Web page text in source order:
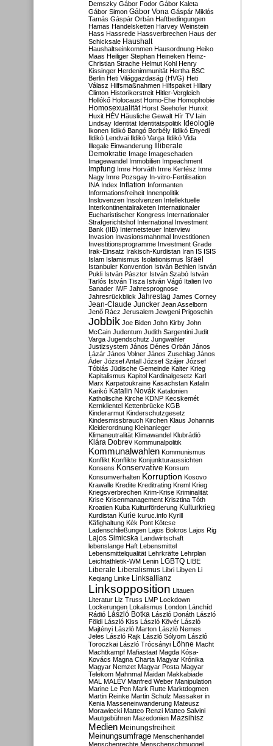
Demszky Gábor Fodor Gábor Kaleta
Gábor Simon Gábor Vona Gáspár Miklós
Tamás Gáspár Orbán Haftbedingungen
Hamas Handelsketten Harvey Weinstein
Hass Hassrede Hassverbrechen Haus der
Schicksale Haushalt
Haushaltseinkommen Hausordnung Heiko
Maas Heiliger Stephan Heineken Heinz-
Christian Strache Helmut Kohl Henry
Kissinger Herdenimmunität Hertha BSC
Berlin Heti Világgazdaság (HVG) Heti
Válasz Hilfsmaßnahmen Hilfspaket Hillary
Clinton Historikerstreit Hitler-Vergleich
Hollókő Holocaust Homo-Ehe Homophobie
Homosexualität Horst Seehofer Hunxit
Huxit HÉV Häusliche Gewalt Hír TV Iain
Lindsay Identität Identitätspolitik Ideologie
Ikonen Ildikó Bangó Borbély Ildikó Enyedi
Ildikó Lendvai Ildikó Varga Ildikó Vida
Illegale Einwanderung Illiberale
Demokratie Image Imageschaden
Imagewandel Immobilien Impeachment
Impfung Imre Horváth Imre Kertész Imre
Nagy Imre Pozsgay In-vitro-Fertilisation
INA Index Inflation Informanten
Informationsfreiheit Innenpolitik
Inslovenzen Insolvenzen Intellektuelle
Interkontinentalraketen Internationaler
Eucharistischer Kongress Internationaler
Strafgerichtshof International Investment
Bank (IIB) Internetsteuer Interview
Invasion Invasionsmahnmal Investitionen
Investitionsprogramme Investment Grade
Irak-Einsatz Irakisch-Kurdistan Iran IS ISIS
Islam Islamismus Isolationismus Israel
Istanbuler Konvention István Bethlen István
Pukli István Pásztor István Szabó István
Tarlós István Tisza István Vágó Italien Ivo
Sanader IWF Jahresprognose
Jahresrückblick Jahrestag James Corney
Jean-Claude Juncker Jean Asselborn
Jenő Rácz Jerusalem Jewgeni Prigoschin
Jobbik Joe Biden John Kirby John
McCain Judentum Judith Sargentini Judit
Varga Jugendschutz Jungwähler
Justizsystem János Dénes Orbán János
Lázár János Volner János Zuschlag János
Áder József Antall József Szájer József
Tóbiás Jüdische Gemeinde Kalter Krieg
Kapitalismus Kapitol Kardinalgesetz Karl
Marx Karpatoukraine Kasachstan Katalin
Karikó Katalin Novák Katalonien
Katholische Kirche KDNP Kecskemét
Kernklientel Kettenbrücke KGB
Kinderarmut Kinderschutzgesetz
Kindesmissbrauch Kirchen Klaus Johannis
Kleiderordnung Kleinanleger
Klimaneutralität Klimawandel Klubrádió
Klára Dobrev Kommunalpolitik
Kommunalwahlen Kommunismus
Konflikt Konflikte Konjunkturaussichten
Konsens Konservative Konsum
Konsumverhalten Korruption Kosovo
Krawalle Kredite Kreditrating Kreml Krieg
Kriegsverbrechen Krim-Krise Kriminalität
Krise Krisenmanagement Krisztina Tóth
Kroatien Kuba Kulturförderung Kulturkrieg
Kurdistan Kurie kuruc.info Kyrill
Käfighaltung Kék Pont Kötcse
Ladenschließungen Lajos Bokros Lajos Rig
Lajos Simicska Landwirtschaft
lebenslange Haft Lebensmittel
Lebensmittelqualität Lehrkräfte Lehrplan
Leichtathletik-WM Lenin LGBTQ LIBE
Liberale Liberalismus Libri Libyen Li
Keqiang Linke Linksallianz
Linksopposition Litauen
Literatur Liz Truss LMP Lockdown
Lockerungen Lokalismus London Lánchíd
Rádió
László Botka László Donáth László
Földi László Kiss László Kövér László
Majtényi László Marton László Nemes
Jeles László Rajk László Sólyom László
Toroczkai László Trócsányi Löhne Macht
Machtkampf Mafiastaat Magda Kósa-
Kovács Magna Charta Magyar Krónika
Magyar Nemzet Magyar Posta Magyar
Telekom Mahnmal Maidan Makkabiade
MAL MALÉV Manfred Weber Manipulation
Marine Le Pen Mark Rutte Marktdogmen
Martin Reinke Martin Schulz Massaker in
Kenia Masseneinwanderung Mateusz
Morawiecki Matteo Renzi Matteo Salvini
Mautgebühren Mazedonien Mazsihisz
Medien Meinungsfreiheit
Meinungsumfrage Menschenhandel
Menschenrechte Menschenschmuggel